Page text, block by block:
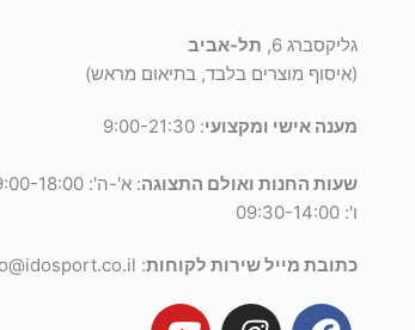
גליקסברג 6,
תל-אביב
(איסוף מוצרים בלבד, בתיאום מראש)
מענה אישי ומקצועי: 9:00-21:30
שעות החנות ואולם התצוגה: א'-ה': 09:00-18:00
ו': 09:30-14:00
כתובת מייל שירות לקוחות: hello@idosport.co.il
F
I
Y